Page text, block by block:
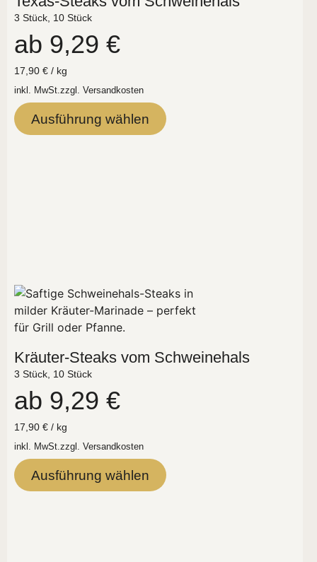
3 Stück, 10 Stück
ab 9,29 €
17,90 € / kg
inkl. MwSt.zzgl. Versandkosten
Ausführung wählen
Kräuter-Steaks vom Schweinehals
3 Stück, 10 Stück
ab 9,29 €
17,90 € / kg
inkl. MwSt.zzgl. Versandkosten
Ausführung wählen